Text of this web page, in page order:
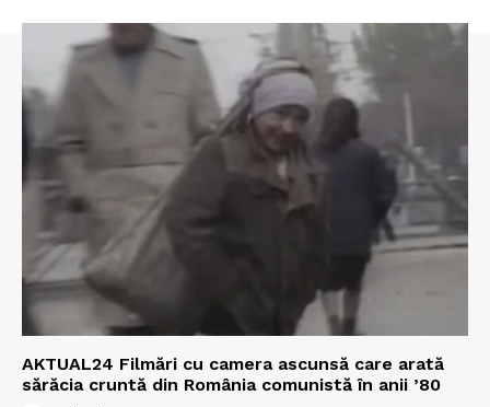
AKTUAL24 Filmări cu camera ascunsă care arată
sărăcia cruntă din România comunistă în anii ’80